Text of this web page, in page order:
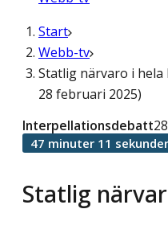
Start
Webb-tv
Statlig närvaro i
28 februari 2025)
Statlig
Interpellationsdebatt
47 minuter 11 sekunder